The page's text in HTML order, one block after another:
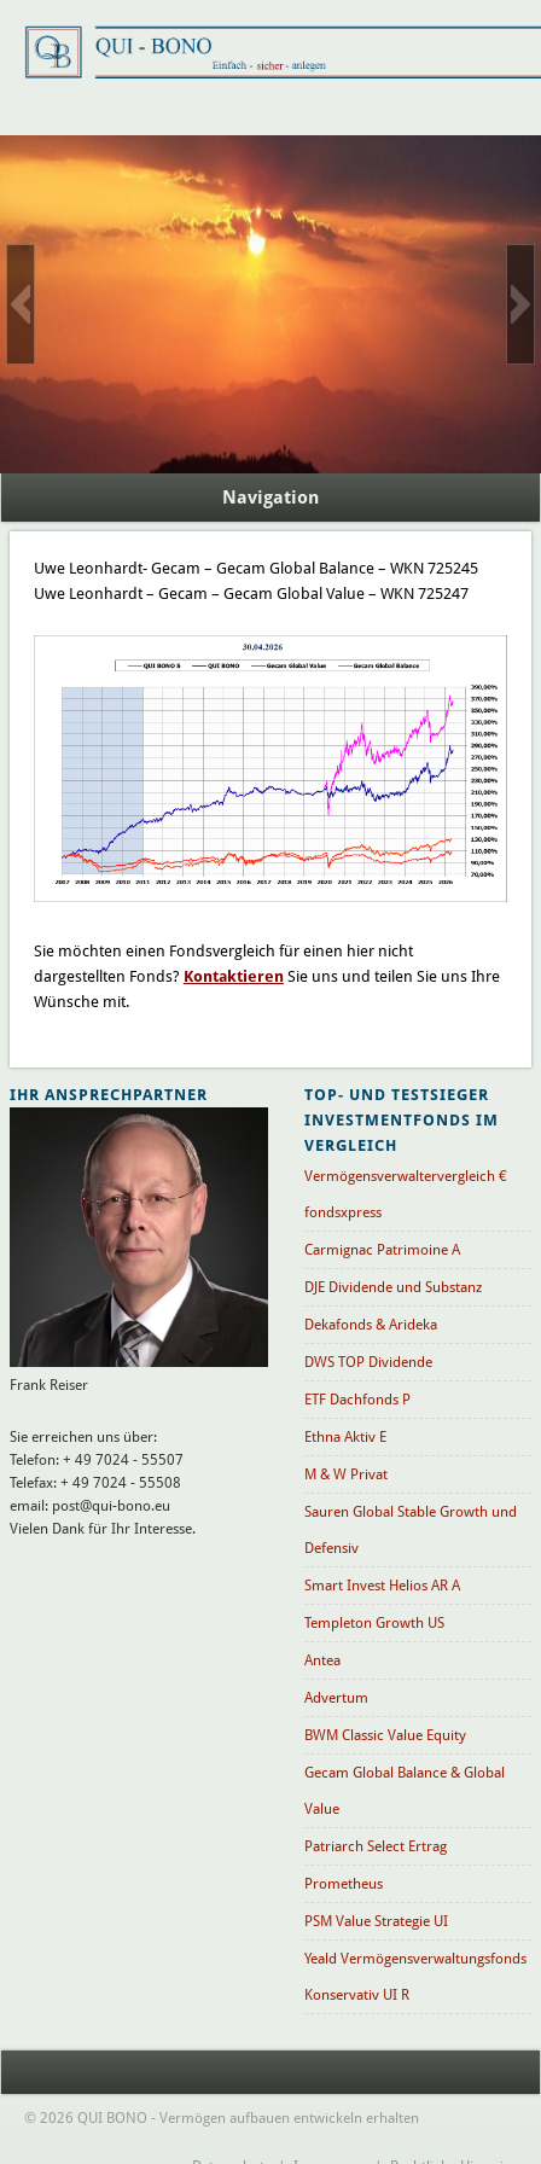
finanzielle Unabhängigkeit
Navigation
Uwe Leonhardt- Gecam – Gecam Global Balance – WKN 725245
Uwe Leonhardt – Gecam – Gecam Global Value – WKN 725247
Sie möchten einen Fondsvergleich für einen hier nicht
dargestellten Fonds? KontaktierenSie uns und teilen Sie uns Ihre
Wünsche mit.
IHR ANSPRECHPARTNER
Frank Reiser
Sie erreichen uns über:
Telefon: + 49 7024 - 55507
Telefax: + 49 7024 - 55508
email: post@qui-bono.eu
Vielen Dank für Ihr Interesse.
TOP- UND TESTSIEGER
INVESTMENTFONDS IM
VERGLEICH
Vermögensverwaltervergleich €
fondsxpress
Carmignac Patrimoine A
DJE Dividende und Substanz
Dekafonds & Arideka
DWS TOP Dividende
ETF Dachfonds P
Ethna Aktiv E
M & W Privat
Sauren Global Stable Growth und
Defensiv
Smart Invest Helios AR A
Templeton Growth US
Antea
Advertum
BWM Classic Value Equity
Gecam Global Balance & Global
Value
Patriarch Select Ertrag
Prometheus
PSM Value Strategie UI
Yeald Vermögensverwaltungsfonds
Konservativ UI R
© 2026 QUI BONO - Vermögen aufbauen entwickeln erhalten